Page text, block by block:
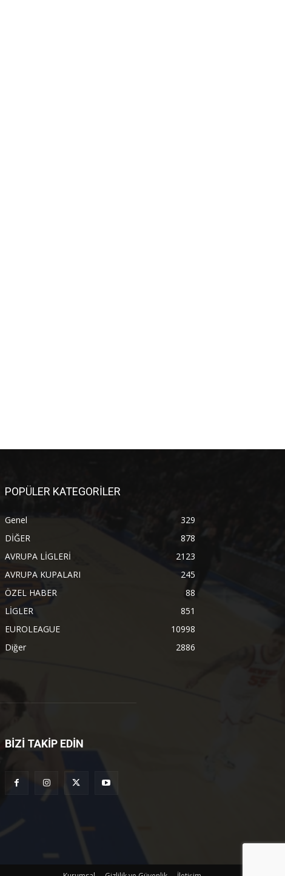
POPÜLER KATEGORİLER
Genel
329
DİĞER
878
AVRUPA LİGLERİ
2123
AVRUPA KUPALARI
245
ÖZEL HABER
88
LİGLER
851
EUROLEAGUE
10998
Diğer
2886
BİZİ TAKİP EDİN